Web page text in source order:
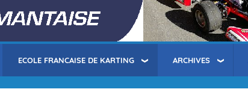
ECOLE FRANCAISE DE KARTING ARCHIVES